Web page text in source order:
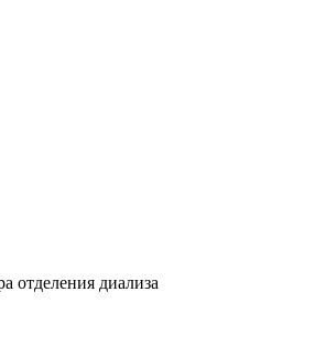
отделения диализа